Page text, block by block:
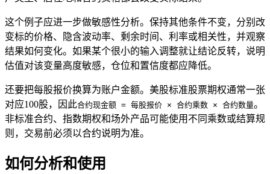
这个例子应进一步做敏感性分析。保持其他条件不变，分别改
变标的价格、隐含波动率、剩余时间、利率或相关性，并观察
结果如何变化。如果某个很小的输入调整就让结论反转，说明
估值对该变量高度敏感，仓位和置信度都应降低。
还要把每股报价换算为账户金额。美股标准股票期权通常一张
对应100股，因此合约现金额 = 每股报价 × 合约乘数 × 合约数量。
非标准合约、指数期权和场外产品可能使用不同乘数或结算规
则，交易前必须以合约说明为准。
如何分析和使用